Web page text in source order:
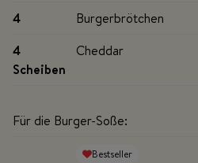
4
Burgerbrötchen
4
Scheiben
Cheddar
Für die Burger-Soße:
Bestseller